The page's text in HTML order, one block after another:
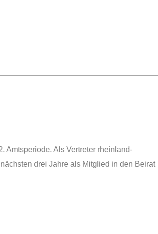
Amtsperiode. Als Vertreter rheinland-
drei Jahre als Mitglied in den Beirat